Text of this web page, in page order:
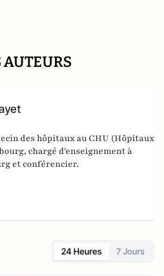
AUTEURS
des hôpitaux au CHU (Hôpitaux
chargé d'enseignement à
et conférencier.
24 Heures 7 Jours